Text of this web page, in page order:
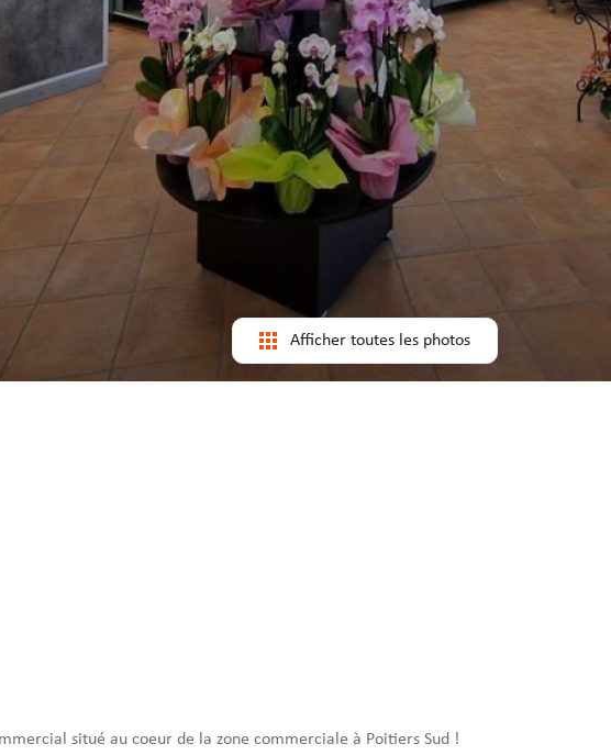
Afficher toutes les photos
situé au coeur de la zone commerciale à Poitiers Sud !